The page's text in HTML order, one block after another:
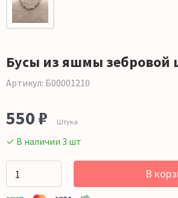
Бусы из яшмы зебровой
Артикул: Б00001210
550 ₽ Штука
✓ В наличии 3 шт
В